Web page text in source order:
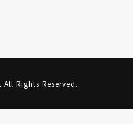
Rights Reserved.